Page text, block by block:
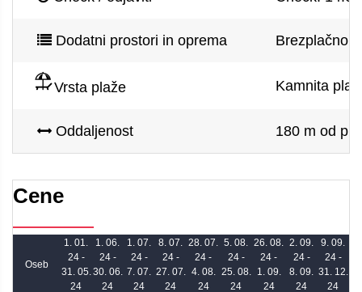
Dodatni prostori in oprema Brezplačno
Vrsta plaže Kamnita
Oddaljenost 180 m od
Cene
Oseb
1. 01.
24 -
31. 05.
24
1. 06.
24 -
30. 06.
24
1. 07.
24 -
7. 07.
24
8. 07.
24 -
27. 07.
24
28. 07.
24 -
4. 08.
24
5. 08.
24 -
25. 08.
24
26. 08.
24 -
1. 09.
24
2. 09.
24 -
8. 09.
24
9. 09.
24 -
31. 12.
24